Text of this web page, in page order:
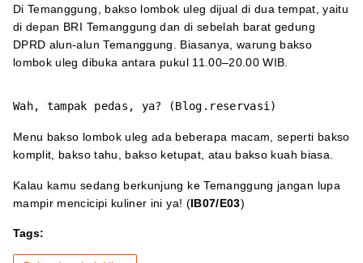
Di Temanggung, bakso lombok uleg dijual di dua tempat, yaitu
di depan BRI Temanggung dan di sebelah barat gedung
DPRD alun-alun Temanggung. Biasanya, warung bakso
lombok uleg dibuka antara pukul 11.00–20.00 WIB.
Wah, tampak pedas, ya? (Blog.reservasi)
Menu bakso lombok uleg ada beberapa macam, seperti bakso
komplit, bakso tahu, bakso ketupat, atau bakso kuah biasa.
Kalau kamu sedang berkunjung ke Temanggung jangan lupa
mampir mencicipi kuliner ini ya! (IB07/E03)
Tags: